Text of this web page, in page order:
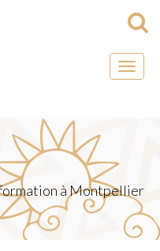
Toggle
à Montpellier